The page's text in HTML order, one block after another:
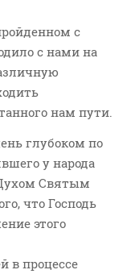
с
с нами на
нам пути.
глубоком по
у народа
Святым
что Господь
этого
в процессе